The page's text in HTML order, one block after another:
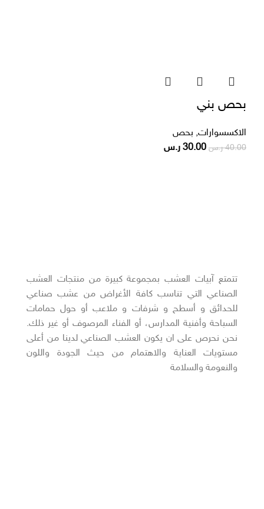
بحص بني
الاكسسوارات, بحص
40.00 ر.س 30.00 ر.س
تتمتع آبيات العشب بمجموعة كبيرة من منتجات العشب
الصناعي التي تناسب كافة الأغراض من عشب صناعي
للحدائق و أسطح و شرفات و ملاعب أو حول حمامات
السباحة وأفنية المدارس، أو الفناء المرصوف أو غير ذلك.
نحن نحرص على ان يكون العشب الصناعي لدينا من أعلى
مستويات العناية والاهتمام من حيث الجودة واللون
والنعومة والسلامة